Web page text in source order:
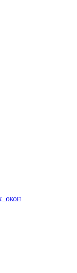
окон